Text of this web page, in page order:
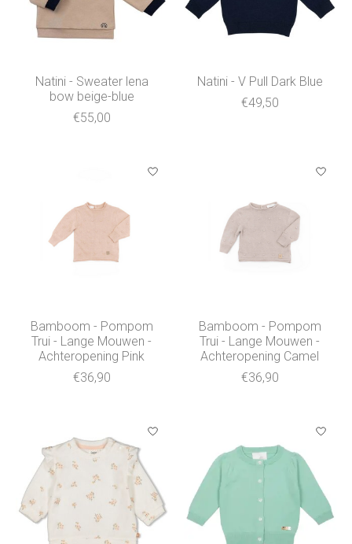
Natini - Sweater lena
bow beige-blue
€55,00
Natini - V Pull Dark Blue
€49,50
Bamboom - Pompom
Trui - Lange Mouwen -
Achteropening Pink
€36,90
Bamboom - Pompom
Trui - Lange Mouwen -
Achteropening Camel
€36,90